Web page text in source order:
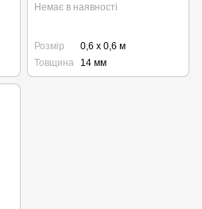
Немає в наявності
Розмір
0,6 х 0,6 м
Товщина
14 мм